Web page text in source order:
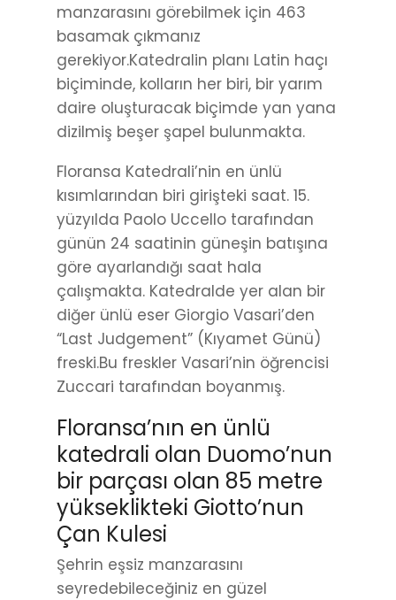
manzarasını görebilmek için 463
basamak çıkmanız
gerekiyor.Katedralin planı Latin haçı
biçiminde, kolların her biri, bir yarım
daire oluşturacak biçimde yan yana
dizilmiş beşer şapel bulunmakta.
Floransa Katedrali’nin en ünlü
kısımlarından biri girişteki saat. 15.
yüzyılda Paolo Uccello tarafından
günün 24 saatinin güneşin batışına
göre ayarlandığı saat hala
çalışmakta. Katedralde yer alan bir
diğer ünlü eser Giorgio Vasari’den
“Last Judgement” (Kıyamet Günü)
freski.Bu freskler Vasari’nin öğrencisi
Zuccari tarafından boyanmış.
Floransa’nın en ünlü
katedrali olan Duomo’nun
bir parçası olan 85 metre
yükseklikteki Giotto’nun
Çan Kulesi
Şehrin eşsiz manzarasını
seyredebileceğiniz en güzel